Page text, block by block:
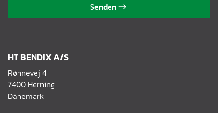
Senden
HT BENDIX A/S
Rønnevej 4
7400 Herning
Dänemark